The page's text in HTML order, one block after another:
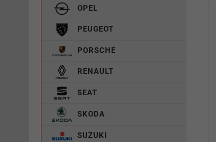
OPEL
PEUGEOT
PORSCHE
RENAULT
SEAT
SKODA
SUZUKI